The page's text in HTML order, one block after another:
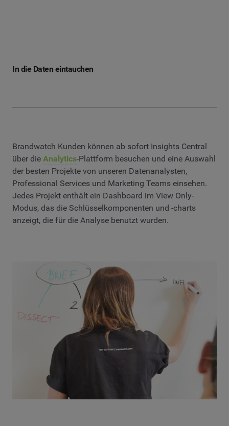
In die Daten eintauchen
Brandwatch Kunden können ab sofort Insights Central
über die Analytics-Plattform besuchen und eine Auswahl
der besten Projekte von unseren Datenanalysten,
Professional Services und Marketing Teams einsehen.
Jedes Projekt enthält ein Dashboard im View Only-
Modus, das die Schlüsselkomponenten und -charts
anzeigt, die für die Analyse benutzt wurden.